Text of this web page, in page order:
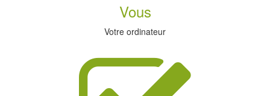
Vous
Votre ordinateur